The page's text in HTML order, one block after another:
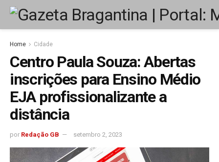
Home Cidade
Centro Paula Souza: Abertas
inscrições para Ensino Médio
EJA profissionalizante a
distância
por Redação GB setembro 2, 2023